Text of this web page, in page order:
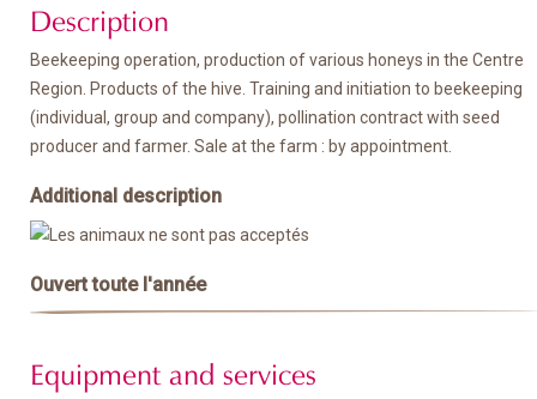
Description
Beekeeping operation, production of various honeys in the Centre
Region. Products of the hive. Training and initiation to beekeeping
(individual, group and company), pollination contract with seed
producer and farmer. Sale at the farm : by appointment.
Additional description
Ouvert toute l'année
Equipment and services